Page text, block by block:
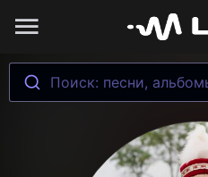
Поиск: песни,